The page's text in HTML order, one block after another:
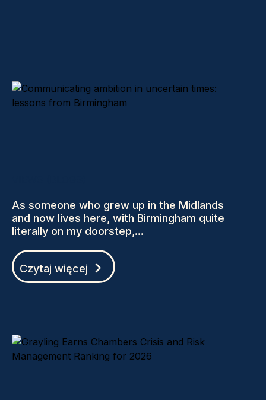
As someone who grew up in the Midlands
and now lives here, with Birmingham quite
literally on my doorstep,...
Czytaj więcej